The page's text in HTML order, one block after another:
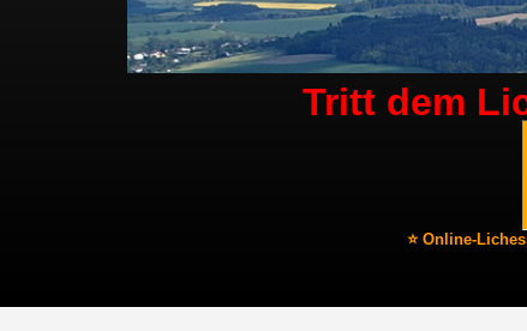
Tritt dem
⭐ Online-